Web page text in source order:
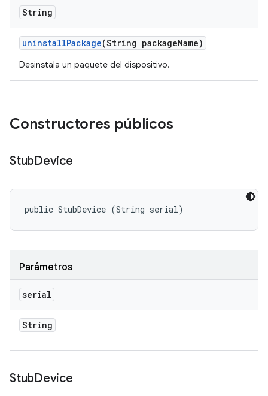
String
uninstallPackage(String packageName)
Desinstala un paquete del dispositivo.
Constructores públicos
StubDevice
public StubDevice (String serial)
Parámetros
serial
String
StubDevice